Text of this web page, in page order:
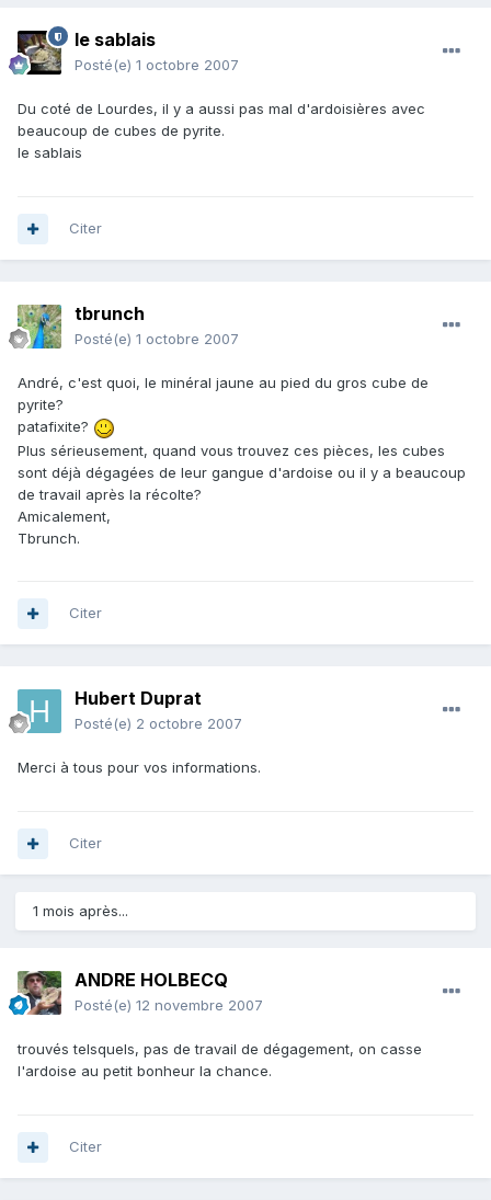
le sablais
Posté(e) 1 octobre 2007
Du coté de Lourdes, il y a aussi pas mal d'ardoisières avec
beaucoup de cubes de pyrite.
le sablais
Citer
tbrunch
Posté(e) 1 octobre 2007
André, c'est quoi, le minéral jaune au pied du gros cube de
pyrite?
patafixite?
Plus sérieusement, quand vous trouvez ces pièces, les cubes
sont déjà dégagées de leur gangue d'ardoise ou il y a beaucoup
de travail après la récolte?
Amicalement,
Tbrunch.
Citer
Hubert Duprat
Posté(e) 2 octobre 2007
Merci à tous pour vos informations.
Citer
1 mois après...
ANDRE HOLBECQ
Posté(e) 12 novembre 2007
trouvés telsquels, pas de travail de dégagement, on casse
l'ardoise au petit bonheur la chance.
Citer